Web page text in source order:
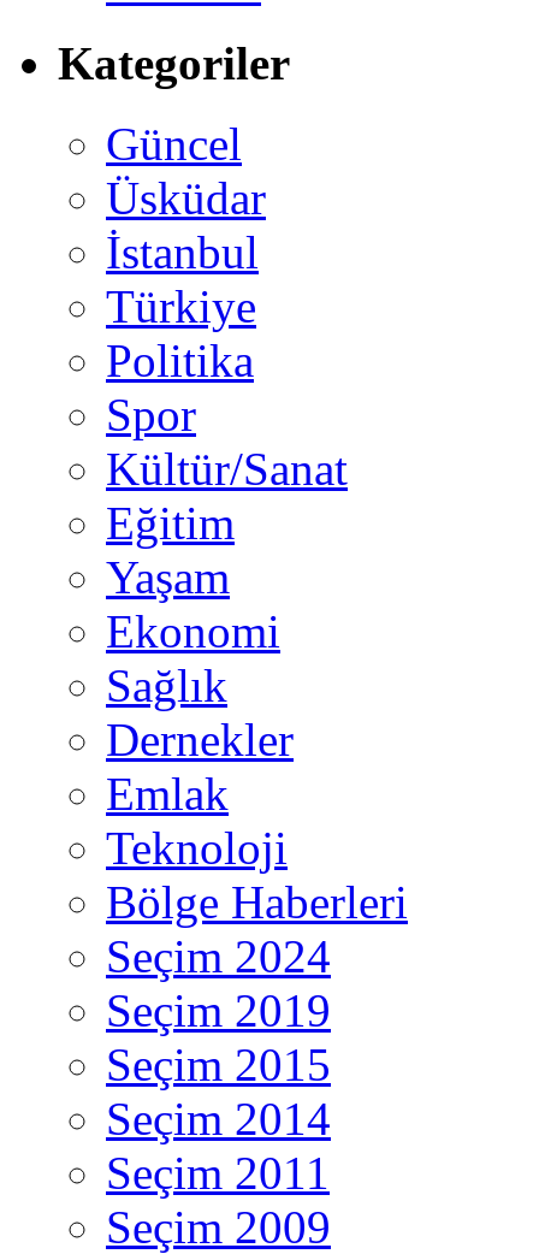
Kategoriler
Güncel
Üsküdar
İstanbul
Türkiye
Politika
Spor
Kültür/Sanat
Eğitim
Yaşam
Ekonomi
Sağlık
Dernekler
Emlak
Teknoloji
Bölge Haberleri
Seçim 2024
Seçim 2019
Seçim 2015
Seçim 2014
Seçim 2011
Seçim 2009